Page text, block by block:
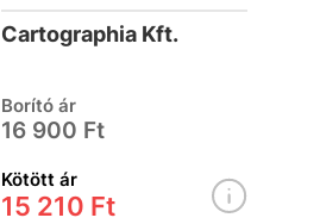
(2026)
Cartographia Kft.
Borító ár
16 900 Ft
Kötött ár
15 210 Ft